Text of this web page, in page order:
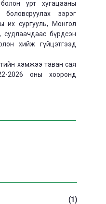
урт хугацааны
боловсруулах зэрэг
их сургууль, Монгол
бүрдсэн
хийж гүйцэтгээд
хэмжээ таван сая
2026 оны хооронд
(1)